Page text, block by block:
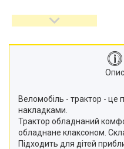
батьків
Опис
Веломобіль - трактор - це
накладками.
Трактор обладнаний
обладнане клаксоном.
Підходить для дітей